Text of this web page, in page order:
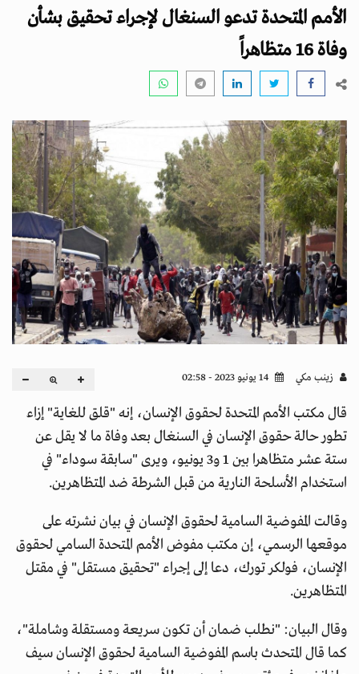
g
a
n
الأمم المتحدة تدعو السنغال لإجراء تحقيق بشأن
وفاة 16 متظاهراً
زينب مكي
قال مكتب الأمم المتحدة لحقوق الإنسان، إنه "قلق للغاية" إزاء
تطور حالة حقوق الإنسان في السنغال بعد وفاة ما لا يقل عن
ستة عشر متظاهرا بين 1 و3 يونيو، ويرى "سابقة سوداء" في
استخدام الأسلحة النارية من قبل الشرطة ضد المتظاهرين.
وقالت المفوضية السامية لحقوق الإنسان في بيان نشرته على
موقعها الرسمي، إن مكتب مفوض الأمم المتحدة السامي لحقوق
الإنسان، فولكر تورك، دعا إلى إجراء "تحقيق مستقل" في مقتل
المتظاهرين.
وقال البيان: "نطلب ضمان أن تكون سريعة ومستقلة وشاملة"،
كما قال المتحدث باسم المفوضية السامية لحقوق الإنسان سيف